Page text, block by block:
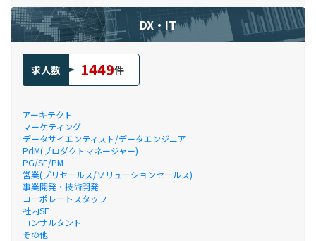
DX・IT
求人数 1449件
アーキテクト
マーケティング
データサイエンティスト/データエンジニア
PdM(プロダクトマネージャー)
PG/SE/PM
営業(プリセールス/ソリューションセールス)
事業開発・技術開発
コーポレートスタッフ
社内SE
コンサルタント
その他